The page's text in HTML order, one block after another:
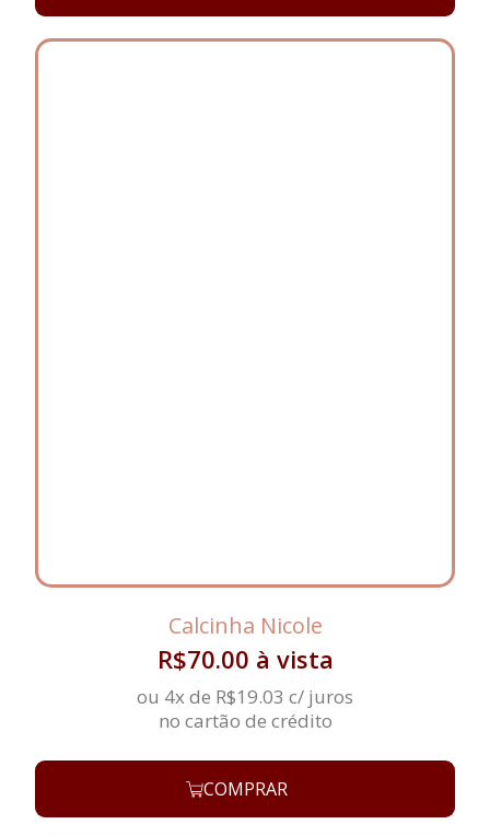
Calcinha Nicole
R$70.00 à vista
ou 4x de R$19.03 c/ juros
no cartão de crédito
COMPRAR